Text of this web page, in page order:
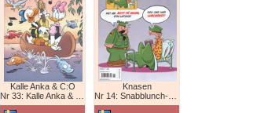
Kalle Anka & C:O
Nr 33: Kalle Anka & C:O
Knasen
Nr 14: Snabblunch-humor!